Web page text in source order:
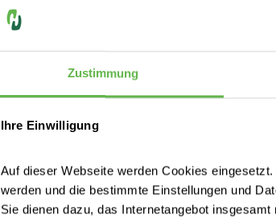
Zustimmung
Ihre Einwilligung
Auf dieser Webseite werden Cookies
werden und die bestimmte Einstellungen und
Sie dienen dazu, das Internetangebot
Wir stellen die Dienst- und
Teilnahme an M&M-
Regelmäßige PJ-Treffen mit